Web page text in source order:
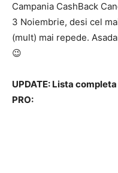
Campania CashBack
3 Noiembrie, desi cel
(mult) mai repede.
😉
UPDATE: Lista
PRO: